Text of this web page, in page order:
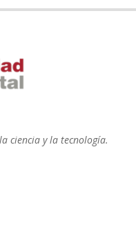
ciencia y la tecnología.